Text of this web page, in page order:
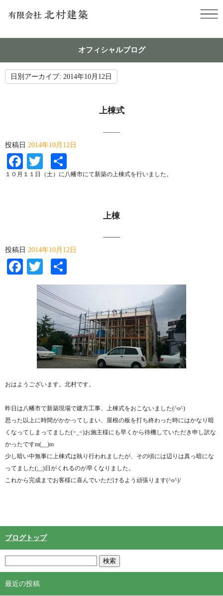
オフィシャルブログ
日別アーカイブ: 2014年10月12日
上棟式
投稿日 2014年10月12日
Facebook
Twitter
有
１０月１１日（土）に八幡市にて新築の上棟式を行いました。
上棟
投稿日 2014年10月12日
Facebook
Twitter
有
おはようございます。北村です。
昨日は八幡市で新築現場で建方工事、上棟式をおこないました(^o^)
思った以上に時間がかかってしまい、屋根の板を打ち終わった時にはかなり暗
くなってしまってました(>_<)お施主様にも早くから待機していただき申し訳な
かったですm(__)m
少し暗い中無事に上棟式は執り行われましたが、その頃には辺りは真っ暗にな
ってました(;_;)日がくれるのが早くなりました。
これから完成までお客様に喜んでいただけるよう頑張ります(^o^)/
ブログトップ
最近の投稿